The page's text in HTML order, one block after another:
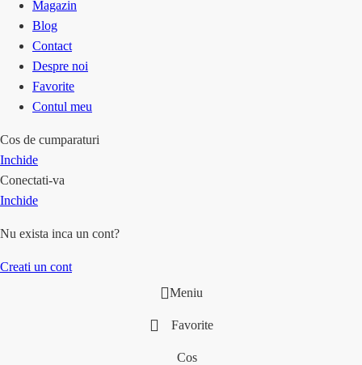
Magazin
Blog
Contact
Despre noi
Favorite
Contul meu
Cos de cumparaturi
Inchide
Conectati-va
Inchide
Nu exista inca un cont?
Creati un cont
Meniu
Favorite
Cos